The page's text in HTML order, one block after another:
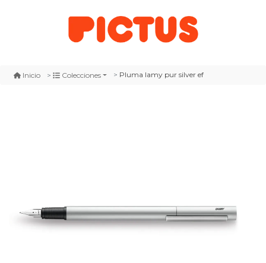
Inicio Colecciones Pluma lamy pur silver ef